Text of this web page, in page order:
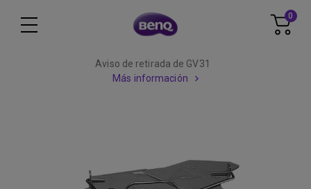
0
Aviso de retirada de GV31
Más información